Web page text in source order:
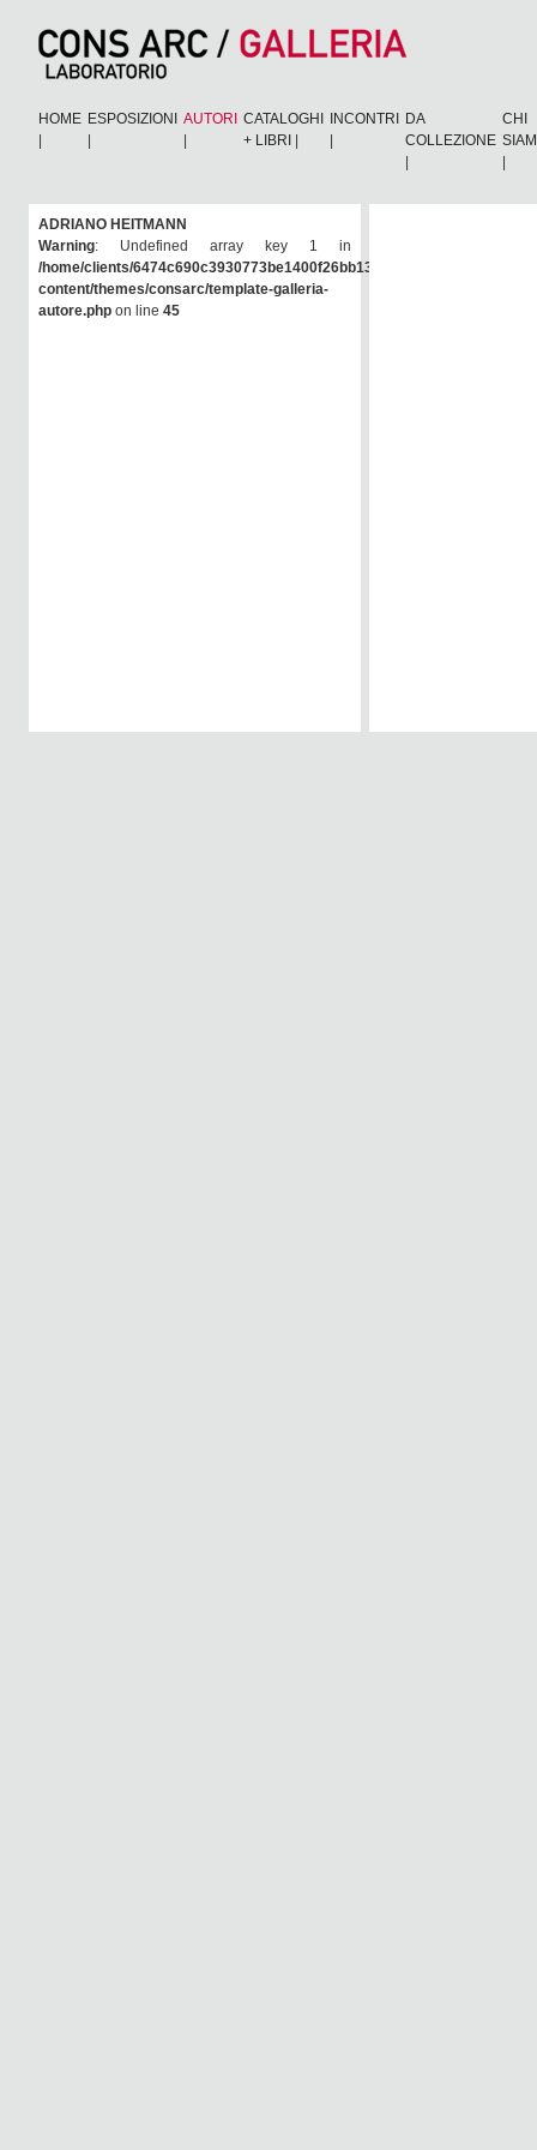
HOME ESPOSIZIONI
AUTORI
CATALOGHI
+ LIBRI
INCONTRI
DA
COLLEZIONE
CHI
ADRIANO HEITMANN
Warning: Undefined array key 1 in
/home/clients/6474c690c3930773be1400f26bb138e6/consarc/wp-
content/themes/consarc/template-galleria-
autore.php on line 45